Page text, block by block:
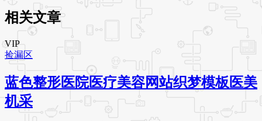
相关文章
VIP
捡漏区
蓝色整形医院医疗美容网站织梦模板医美
机采